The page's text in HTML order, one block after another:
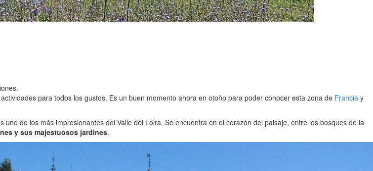
para todos los gustos. Es un buen momento ahora en otoño para poder conocer esta zona de Francia y
uno de los más impresionantes del Valle del Loira. Se encuentra en el corazón del paisaje, entre los bosques de la
y sus majestuosos jardines.